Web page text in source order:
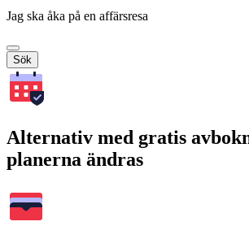
Jag ska åka på en affärsresa
Sök
Alternativ med gratis
planerna ändras